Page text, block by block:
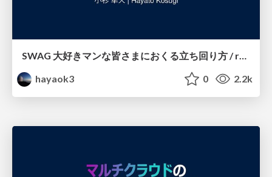
SWAG 大好きマンな皆さまにおくる立ち回り方 / re:Invent 2022 Standby
hayaok3
0 2.2k